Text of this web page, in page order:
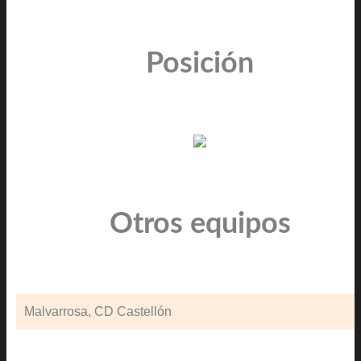
Posición
Otros equipos
Malvarrosa, CD Castellón